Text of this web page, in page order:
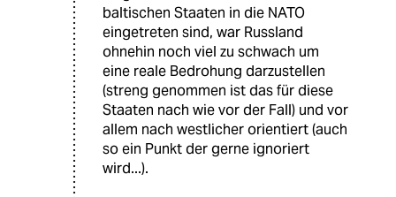
baltischen Staaten in die NATO
eingetreten sind, war Russland
ohnehin noch viel zu schwach um
eine reale Bedrohung darzustellen
(streng genommen ist das für diese
Staaten nach wie vor der Fall) und vor
allem nach westlicher orientiert (auch
so ein Punkt der gerne ignoriert
wird...).